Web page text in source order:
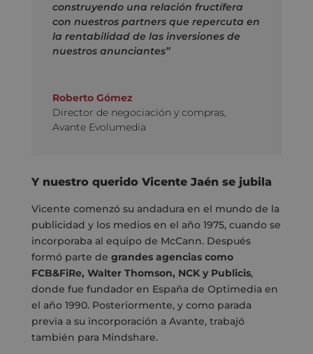
construyendo una relación fructífera
con nuestros partners que repercuta en
la rentabilidad de las inversiones de
nuestros anunciantes”
Roberto Gómez
Director de negociación y compras,
Avante Evolumedia
Y nuestro querido Vicente Jaén se jubila
Vicente comenzó su andadura en el mundo de la
publicidad y los medios en el año 1975, cuando se
incorporaba al equipo de McCann. Después
formó parte de grandes agencias como
FCB&FiRe, Walter Thomson, NCK y Publicis,
donde fue fundador en España de Optimedia en
el año 1990. Posteriormente, y como parada
previa a su incorporación a Avante, trabajó
también para Mindshare.